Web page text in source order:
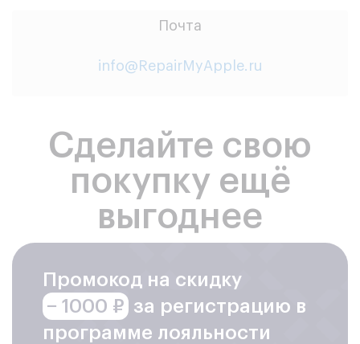
Почта
info@RepairMyApple.ru
Сделайте свою
покупку ещё
выгоднее
Промокод на скидку
− 1000 ₽ за регистрацию в
программе лояльности